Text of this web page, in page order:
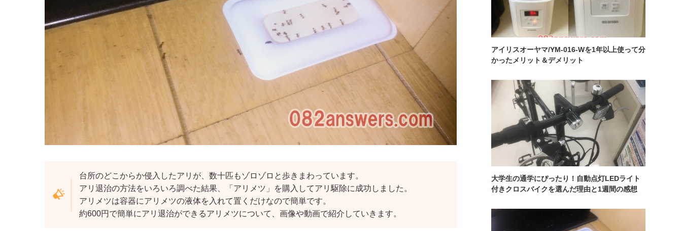
台所のどこからか侵入したアリが、数十匹もゾロゾロと歩きまわっています。
アリ退治の方法をいろいろ調べた結果、「アリメツ」を購入してアリ駆除に成功しました。
アリメツは容器にアリメツの液体を入れて置くだけなので簡単です。
約600円で簡単にアリ退治ができるアリメツについて、画像や動画で紹介していきます。
アイリスオーヤマ/YM-016-Wを1年以上使って分
かったメリット＆デメリット
大学生の通学にぴったり！自動点灯LEDライト
付きクロスバイクを選んだ理由と1週間の感想